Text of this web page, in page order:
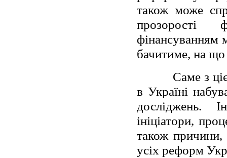
також може
прозорості
фінансуванням
бачитиме, на що
Саме з цієї
в Україні
досліджень.
ініціатори,
також причини,
усіх реформ